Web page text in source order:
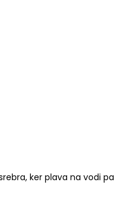
ker plava na vodi